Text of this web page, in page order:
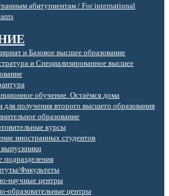
абитуриентам / For international
и Базовое высшее образование
и Специализированное высшее
обучение. Остаёмся дома
для получения второго высшего образования
образование
курсы
иностранных студентов
подразделения
Факультеты
научные центры
образовательные центры